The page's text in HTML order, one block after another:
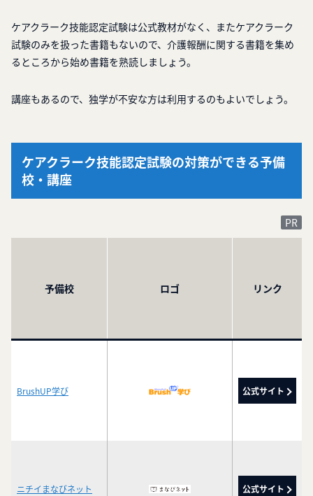
ケアクラーク技能認定試験は公式教材がなく、またケアクラーク
試験のみを扱った書籍もないので、介護報酬に関する書籍を集め
るところから始め書籍を熟読しましょう。
講座もあるので、独学が不安な方は利用するのもよいでしょう。
ケアクラーク技能認定試験の対策ができる予備
校・講座
予備校 ロゴ リンク
BrushUP学び 公式サイト
ニチイまなびネット 公式サイト